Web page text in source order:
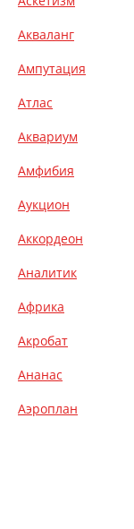
Акваланг
Ампутация
Атлас
Аквариум
Амфибия
Аукцион
Аккордеон
Аналитик
Африка
Акробат
Ананас
Аэроплан